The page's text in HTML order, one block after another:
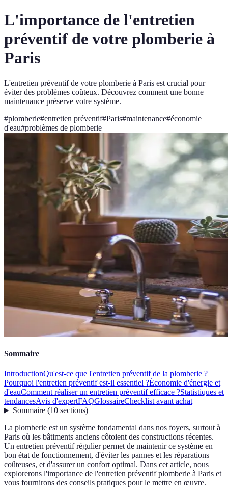
L'importance de l'entretien
préventif de votre plomberie à
Paris
L'entretien préventif de votre plomberie à Paris est crucial pour
éviter des problèmes coûteux. Découvrez comment une bonne
maintenance préserve votre système.
#plomberie#entretien préventif#Paris#maintenance#économie
d'eau#problèmes de plomberie
Sommaire
IntroductionQu'est-ce que l'entretien préventif de la plomberie ?
Pourquoi l'entretien préventif est-il essentiel ?Économie d'énergie et
d'eauComment réaliser un entretien préventif efficace ?Statistiques et
tendancesAvis d'expertFAQGlossaireChecklist avant achat
Sommaire(10 sections)
La plomberie est un système fondamental dans nos foyers, surtout à
Paris où les bâtiments anciens côtoient des constructions récentes.
Un entretien préventif régulier permet de maintenir ce système en
bon état de fonctionnement, d'éviter les pannes et les réparations
coûteuses, et d'assurer un confort optimal. Dans cet article, nous
explorerons l'importance de l'entretien préventif plomberie à Paris et
vous fournirons des conseils pratiques pour le mettre en œuvre.